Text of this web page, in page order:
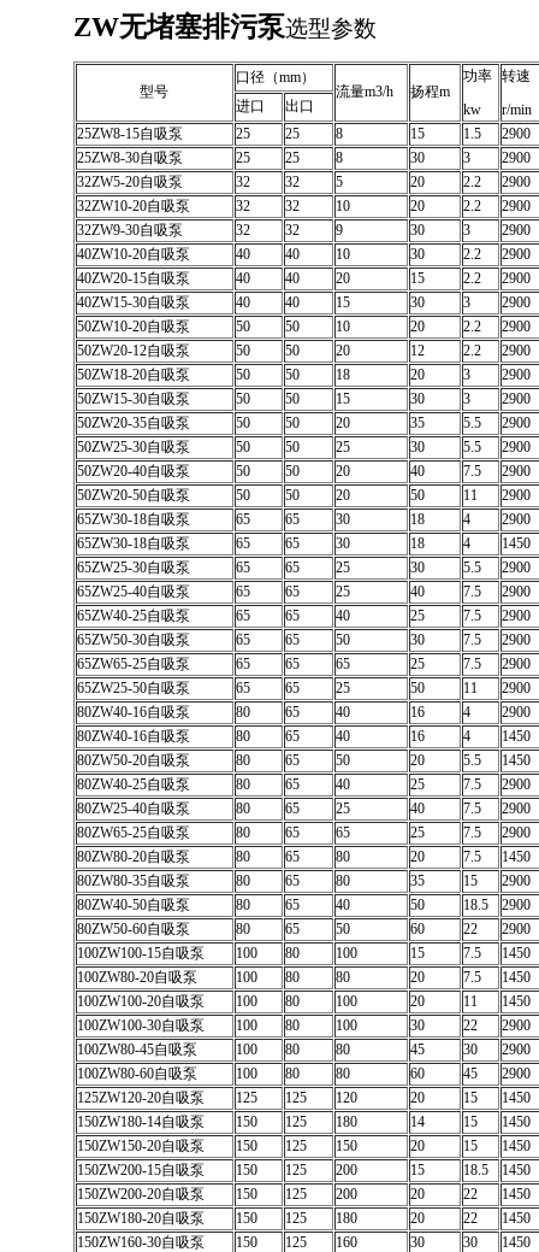
ZW无堵塞排污泵选型参数
型号
口径（mm）
流量m3/h
扬程m
功率
kw
转速
r/min
进口
出口
25ZW8-15自吸泵
25 25 8 15 1.5
2900
25ZW8-30自吸泵
25 25 8 30 3
2900
32ZW5-20自吸泵
32 32 5 20 2.2
2900
32ZW10-20自吸泵
32 32 10 20 2.2
2900
32ZW9-30自吸泵
32 32 9 30 3
2900
40ZW10-20自吸泵
40 40 10 30 2.2
2900
40ZW20-15自吸泵
40 40 20 15 2.2
2900
40ZW15-30自吸泵
40 40 15 30 3
2900
50ZW10-20自吸泵
50 50 10 20 2.2
2900
50ZW20-12自吸泵
50 50 20 12 2.2
2900
50ZW18-20自吸泵
50 50 18 20 3
2900
50ZW15-30自吸泵
50 50 15 30 3
2900
50ZW20-35自吸泵
50 50 20 35 5.5
2900
50ZW25-30自吸泵
50 50 25 30 5.5
2900
50ZW20-40自吸泵
50 50 20 40 7.5
2900
50ZW20-50自吸泵
50 50 20 50 11
2900
65ZW30-18自吸泵
65 65 30 18 4
2900
65ZW30-18自吸泵
65 65 30 18 4
1450
65ZW25-30自吸泵
65 65 25 30 5.5
2900
65ZW25-40自吸泵
65 65 25 40 7.5
2900
65ZW40-25自吸泵
65 65 40 25 7.5
2900
65ZW50-30自吸泵
65 65 50 30 7.5
2900
65ZW65-25自吸泵
65 65 65 25 7.5
2900
65ZW25-50自吸泵
65 65 25 50 11
2900
80ZW40-16自吸泵
80 65 40 16 4
2900
80ZW40-16自吸泵
80 65 40 16 4
1450
80ZW50-20自吸泵
80 65 50 20 5.5
1450
80ZW40-25自吸泵
80 65 40 25 7.5
2900
80ZW25-40自吸泵
80 65 25 40 7.5
2900
80ZW65-25自吸泵
80 65 65 25 7.5
2900
80ZW80-20自吸泵
80 65 80 20 7.5
1450
80ZW80-35自吸泵
80 65 80 35 15
2900
80ZW40-50自吸泵
80 65 40 50 18.5
2900
80ZW50-60自吸泵
80 65 50 60 22
2900
100ZW100-15自吸泵
100 80 100 15 7.5
1450
100ZW80-20自吸泵
100 80 80 20 7.5
1450
100ZW100-20自吸泵
100 80 100 20 11
1450
100ZW100-30自吸泵
100 80 100 30 22
2900
100ZW80-45自吸泵
100 80 80 45 30
2900
100ZW80-60自吸泵
100 80 80 60 45
2900
125ZW120-20自吸泵
125 125 120 20 15
1450
150ZW180-14自吸泵
150 125 180 14 15
1450
150ZW150-20自吸泵
150 125 150 20 15
1450
150ZW200-15自吸泵
150 125 200 15 18.5
1450
150ZW200-20自吸泵
150 125 200 20 22
1450
150ZW180-20自吸泵
150 125 180 20 22
1450
150ZW160-30自吸泵
150 125 160 30 30
1450